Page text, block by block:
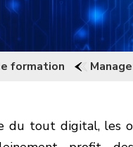
formation
du tout digital, les